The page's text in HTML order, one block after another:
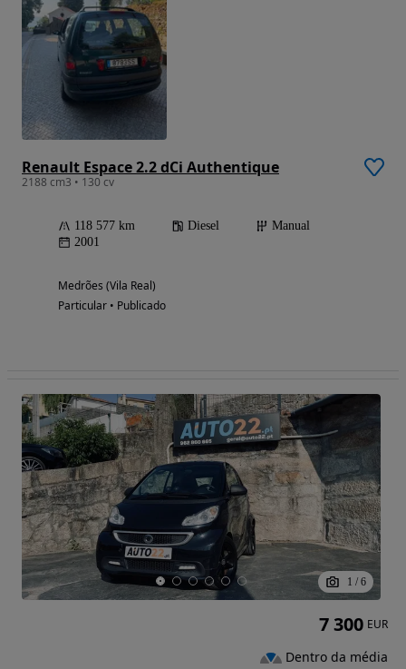
Renault Espace 2.2 dCi Authentique
2188 cm3 • 130 cv
118 577 km Diesel
Manual
2001
Medrões (Vila Real)
Particular • Publicado
1 / 6
7 300 EUR
Dentro da média